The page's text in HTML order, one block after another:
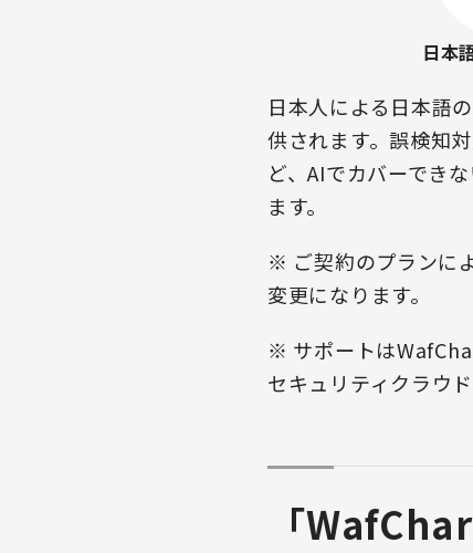
日本
日本人による日本語
供されます。誤検知
ど、AIでカバーでき
ます。
※ ご契約のプランに
変更になります。
※ サポートは
セキュリティクラウ
「